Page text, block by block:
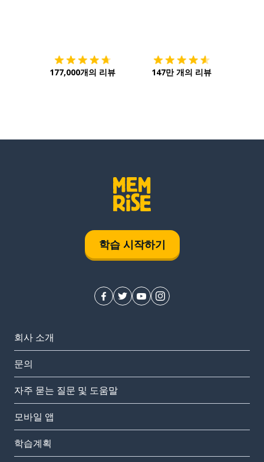
177,000개의 리뷰 147만 개의 리뷰
학습 시작하기
회사 소개
문의
자주 묻는 질문 및 도움말
모바일 앱
학습계획